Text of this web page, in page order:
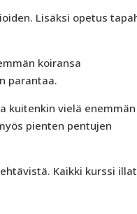
Lisäksi opetus
koiransa
parantaa.
kuitenkin vielä
pienten pentujen
Kaikki kurssi illat